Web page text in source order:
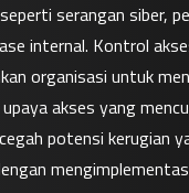
serangan siber,
internal. Kontrol
organisasi untuk
akses yang
potensi kerugian